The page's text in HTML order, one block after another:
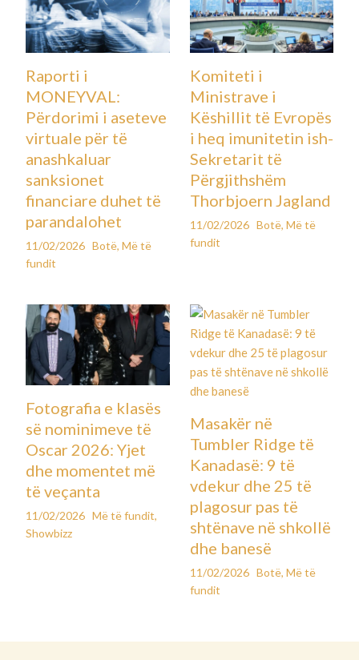
Raporti i
MONEYVAL:
Përdorimi i aseteve
virtuale për të
anashkaluar
sanksionet
financiare duhet të
parandalohet
11/02/2026 Botë,Më të
fundit
Komiteti i
Ministrave i
Këshillit të Evropës
i heq imunitetin ish-
Sekretarit të
Përgjithshëm
Thorbjoern Jagland
11/02/2026 Botë, Më të
fundit
Fotografia e klasës
së nominimeve të
Oscar 2026: Yjet
dhe momentet më
të veçanta
11/02/2026 Më të fundit,
Showbizz
Masakër në
Tumbler Ridge të
Kanadasë: 9 të
vdekur dhe 25 të
plagosur pas të
shtënave në shkollë
dhe banesë
11/02/2026 Botë, Më të
fundit